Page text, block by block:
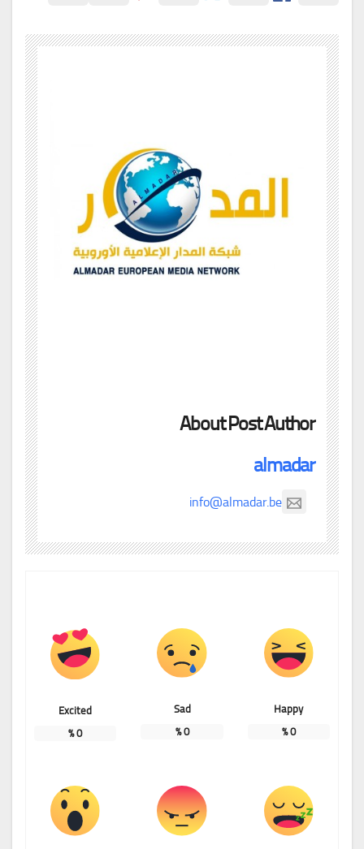
About Post Author
almadar
info@almadar.be
Happy
0
%
Sad
0
%
Excited
0
%